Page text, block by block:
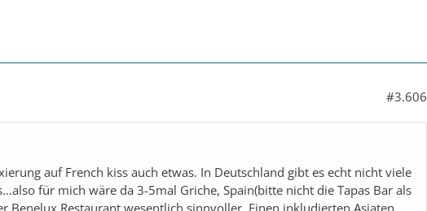
#3.606
auf French kiss auch etwas. In Deutschland gibt es echt nicht viele
für mich wäre da 3-5mal Griche, Spain(bitte nicht die Tapas Bar als
Benelux Restaurant wesentlich sinnvoller. Einen inkludierten Asiaten